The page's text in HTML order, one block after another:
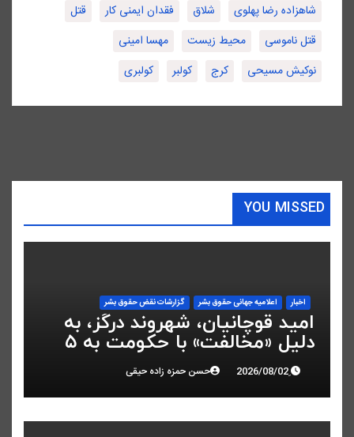
شاهزاده رضا پهلوی
شلاق فقدان ایمنی کار
قتل
قتل ناموسی
محیط زیست
مهسا امینی
نوکیش مسیحی
کرج کولبر کولبری
YOU MISSED
اخبار اعلاميه جهانی حقوق بشر گزارشات نقض حقوق بشر
امید قوچانیان، شهروند درگز، به
دلیل «مخالفت» با حکومت به ۵
سال زندان محکوم شد
حسن حمزه زاده حیقی